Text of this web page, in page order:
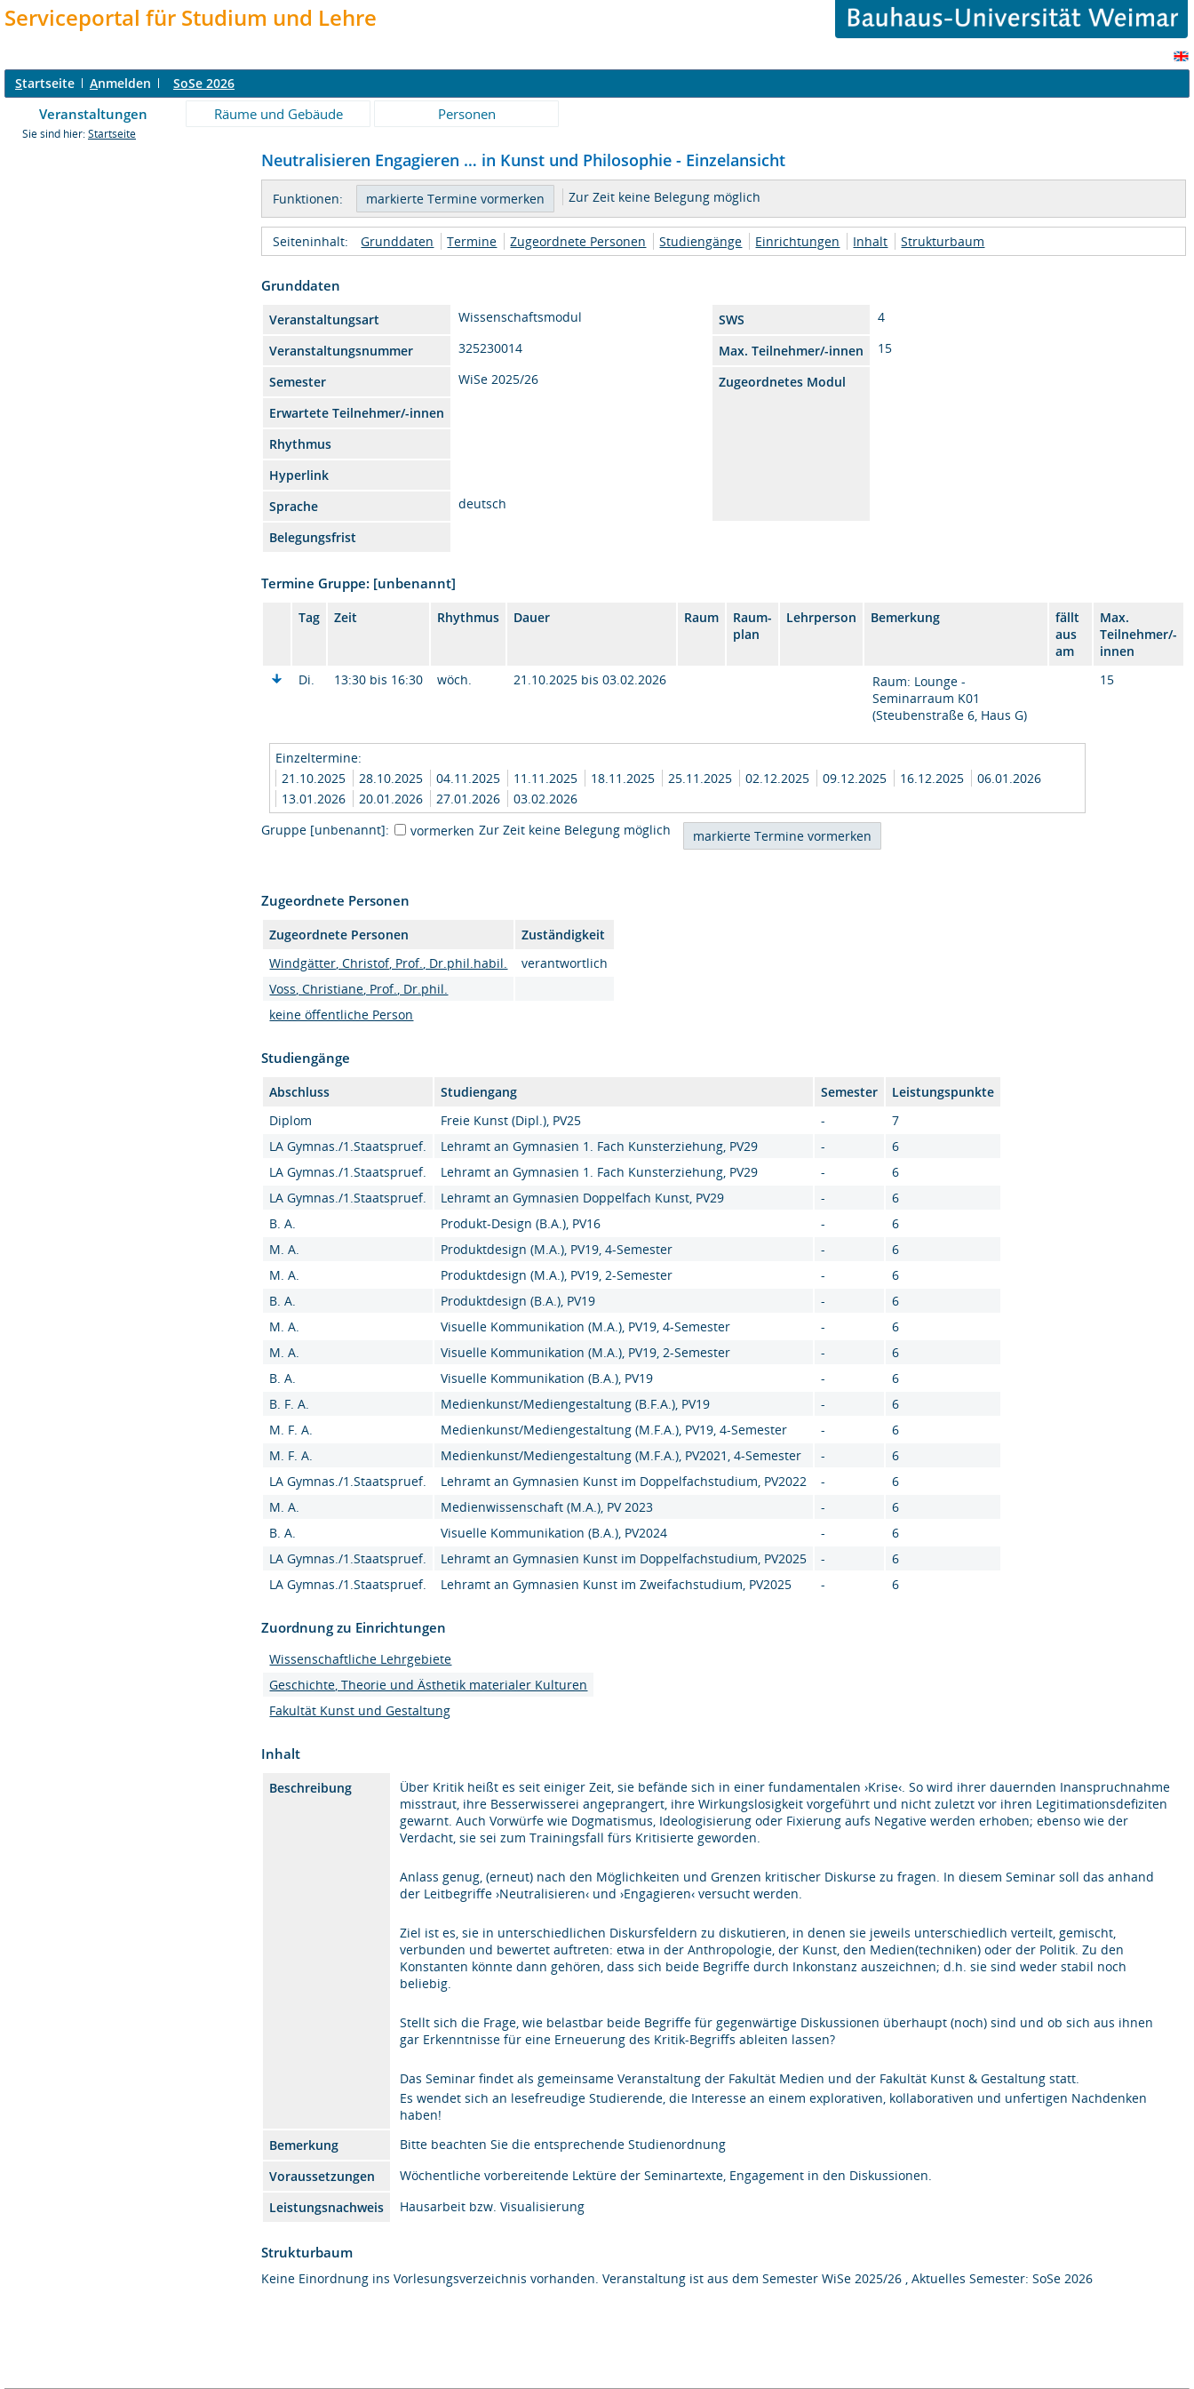
Serviceportal für Studium und Lehre
Startseite Anmelden SoSe 2026
Veranstaltungen Räume und Gebäude Personen
Sie sind hier: Startseite
Neutralisieren Engagieren … in Kunst und Philosophie - Einzelansicht
Funktionen: Zur Zeit keine Belegung möglich
Seiteninhalt: Grunddaten Termine Zugeordnete Personen Studiengänge Einrichtungen Inhalt Strukturbaum
Grunddaten
Veranstaltungsart Wissenschaftsmodul SWS
4
Veranstaltungsnummer
325230014 Max. Teilnehmer/-innen
15
Semester
WiSe 2025/26
Zugeordnetes Modul
Erwartete Teilnehmer/-innen
Rhythmus
Hyperlink
Sprache
deutsch
Belegungsfrist
Termine Gruppe: [unbenannt]
Tag Zeit Rhythmus Dauer Raum
Raum-
plan
Lehrperson Bemerkung
fällt
aus
am
Max.
Teilnehmer/-
innen
Di.
13:30 bis 16:30 wöch. 21.10.2025 bis 03.02.2026
Raum: Lounge -
Seminarraum K01
(Steubenstraße 6, Haus G)
15
Einzeltermine:
21.10.2025
28.10.2025 04.11.2025 11.11.2025 18.11.2025 25.11.2025 02.12.2025 09.12.2025 16.12.2025
06.01.2026
13.01.2026
20.01.2026 27.01.2026
03.02.2026
Gruppe [unbenannt]:
vormerken Zur Zeit keine Belegung möglich
Zugeordnete Personen
Zugeordnete Personen
Zuständigkeit
Windgätter, Christof, Prof., Dr.phil.habil.
verantwortlich
Voss, Christiane, Prof., Dr.phil.
keine öffentliche Person
Studiengänge
Abschluss Studiengang Semester
Leistungspunkte
Diplom
Freie Kunst (Dipl.), PV25 -
7
LA Gymnas./1.Staatspruef.
Lehramt an Gymnasien 1. Fach Kunsterziehung, PV29 -
6
LA Gymnas./1.Staatspruef.
Lehramt an Gymnasien 1. Fach Kunsterziehung, PV29 -
6
LA Gymnas./1.Staatspruef.
Lehramt an Gymnasien Doppelfach Kunst, PV29 -
6
B. A.
Produkt-Design (B.A.), PV16 -
6
M. A.
Produktdesign (M.A.), PV19, 4-Semester -
6
M. A.
Produktdesign (M.A.), PV19, 2-Semester -
6
B. A.
Produktdesign (B.A.), PV19 -
6
M. A.
Visuelle Kommunikation (M.A.), PV19, 4-Semester -
6
M. A.
Visuelle Kommunikation (M.A.), PV19, 2-Semester -
6
B. A.
Visuelle Kommunikation (B.A.), PV19 -
6
B. F. A.
Medienkunst/Mediengestaltung (B.F.A.), PV19 -
6
M. F. A.
Medienkunst/Mediengestaltung (M.F.A.), PV19, 4-Semester -
6
M. F. A.
Medienkunst/Mediengestaltung (M.F.A.), PV2021, 4-Semester -
6
LA Gymnas./1.Staatspruef.
Lehramt an Gymnasien Kunst im Doppelfachstudium, PV2022 -
6
M. A.
Medienwissenschaft (M.A.), PV 2023 -
6
B. A.
Visuelle Kommunikation (B.A.), PV2024 -
6
LA Gymnas./1.Staatspruef.
Lehramt an Gymnasien Kunst im Doppelfachstudium, PV2025 -
6
LA Gymnas./1.Staatspruef.
Lehramt an Gymnasien Kunst im Zweifachstudium, PV2025 - 6
Zuordnung zu Einrichtungen
Wissenschaftliche Lehrgebiete
Geschichte, Theorie und Ästhetik materialer Kulturen
Fakultät Kunst und Gestaltung
Inhalt
Beschreibung
Über Kritik heißt es seit einiger Zeit, sie befände sich in einer fundamentalen ›Krise‹. So wird ihrer dauernden Inanspruchnahme
misstraut, ihre Besserwisserei angeprangert, ihre Wirkungslosigkeit vorgeführt und nicht zuletzt vor ihren Legitimationsdefiziten
gewarnt. Auch Vorwürfe wie Dogmatismus, Ideologisierung oder Fixierung aufs Negative werden erhoben; ebenso wie der
Verdacht, sie sei zum Trainingsfall fürs Kritisierte geworden.
Anlass genug, (erneut) nach den Möglichkeiten und Grenzen kritischer Diskurse zu fragen. In diesem Seminar soll das anhand
der Leitbegriffe ›Neutralisieren‹ und ›Engagieren‹ versucht werden.
Ziel ist es, sie in unterschiedlichen Diskursfeldern zu diskutieren, in denen sie jeweils unterschiedlich verteilt, gemischt,
verbunden und bewertet auftreten: etwa in der Anthropologie, der Kunst, den Medien(techniken) oder der Politik. Zu den
Konstanten könnte dann gehören, dass sich beide Begriffe durch Inkonstanz auszeichnen; d.h. sie sind weder stabil noch
beliebig.
Stellt sich die Frage, wie belastbar beide Begriffe für gegenwärtige Diskussionen überhaupt (noch) sind und ob sich aus ihnen
gar Erkenntnisse für eine Erneuerung des Kritik-Begriffs ableiten lassen?
Das Seminar findet als gemeinsame Veranstaltung der Fakultät Medien und der Fakultät Kunst & Gestaltung statt.
Es wendet sich an lesefreudige Studierende, die Interesse an einem explorativen, kollaborativen und unfertigen Nachdenken
haben!
Bemerkung
Bitte beachten Sie die entsprechende Studienordnung
Voraussetzungen
Wöchentliche vorbereitende Lektüre der Seminartexte, Engagement in den Diskussionen.
Leistungsnachweis
Hausarbeit bzw. Visualisierung
Strukturbaum
Keine Einordnung ins Vorlesungsverzeichnis vorhanden. Veranstaltung ist aus dem Semester WiSe 2025/26 , Aktuelles Semester: SoSe 2026